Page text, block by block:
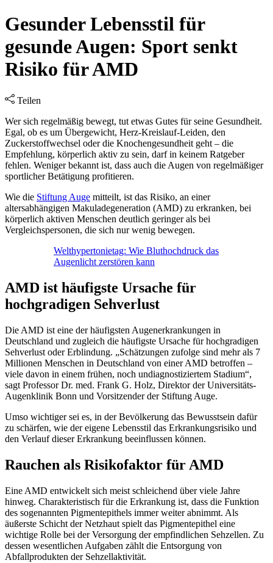
Gesunder Lebensstil für
gesunde Augen: Sport senkt
Risiko für AMD
Teilen
Wer sich regelmäßig bewegt, tut etwas Gutes für seine Gesundheit.
Egal, ob es um Übergewicht, Herz-Kreislauf-Leiden, den
Zuckerstoffwechsel oder die Knochengesundheit geht – die
Empfehlung, körperlich aktiv zu sein, darf in keinem Ratgeber
fehlen. Weniger bekannt ist, dass auch die Augen von regelmäßiger
sportlicher Betätigung profitieren.
Wie die Stiftung Auge mitteilt, ist das Risiko, an einer
altersabhängigen Makuladegeneration (AMD) zu erkranken, bei
körperlich aktiven Menschen deutlich geringer als bei
Vergleichspersonen, die sich nur wenig bewegen.
Welthypertonietag: Wie Bluthochdruck das
Augenlicht zerstören kann
AMD ist häufigste Ursache für
hochgradigen Sehverlust
Die AMD ist eine der häufigsten Augenerkrankungen in
Deutschland und zugleich die häufigste Ursache für hochgradigen
Sehverlust oder Erblindung. „Schätzungen zufolge sind mehr als 7
Millionen Menschen in Deutschland von einer AMD betroffen –
viele davon in einem frühen, noch undiagnostiziertem Stadium“,
sagt Professor Dr. med. Frank G. Holz, Direktor der Universitäts-
Augenklinik Bonn und Vorsitzender der Stiftung Auge.
Umso wichtiger sei es, in der Bevölkerung das Bewusstsein dafür
zu schärfen, wie der eigene Lebensstil das Erkrankungsrisiko und
den Verlauf dieser Erkrankung beeinflussen können.
Rauchen als Risikofaktor für AMD
Eine AMD entwickelt sich meist schleichend über viele Jahre
hinweg. Charakteristisch für die Erkrankung ist, dass die Funktion
des sogenannten Pigmentepithels immer weiter abnimmt. Als
äußerste Schicht der Netzhaut spielt das Pigmentepithel eine
wichtige Rolle bei der Versorgung der empfindlichen Sehzellen. Zu
dessen wesentlichen Aufgaben zählt die Entsorgung von
Abfallprodukten der Sehzellaktivität.